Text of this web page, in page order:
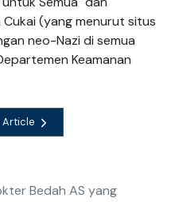
(yang menurut situs
neo-Nazi di semua
Keamanan
Article
Bedah AS yang